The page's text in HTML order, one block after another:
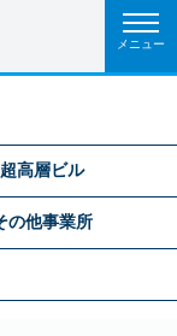
超高層ビル
の他事業所